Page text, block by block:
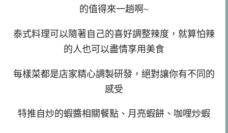
的值得來一趟啊~
泰式料理可以隨著自己的喜好調整辣度，就算怕辣
的人也可以盡情享用美食
每樣菜都是店家精心調製研發，絕對讓你有不同的
感受
特推自炒的蝦醬相關餐點、月亮蝦餅、咖哩炒蝦